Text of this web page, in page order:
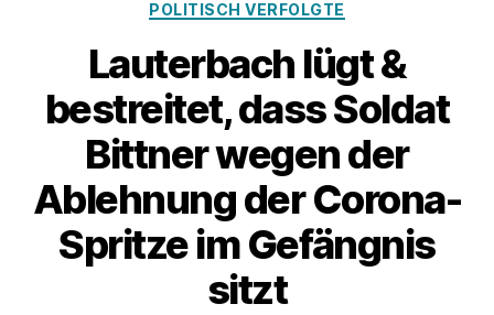
POLITISCH VERFOLGTE
Lauterbach lügt &
bestreitet, dass Soldat
Bittner wegen der
Ablehnung der Corona-
Spritze im Gefängnis
sitzt